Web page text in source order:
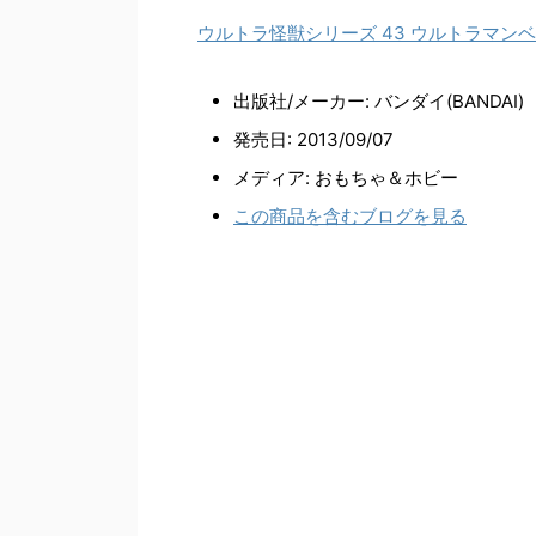
ウルトラ怪獣シリーズ 43 ウルトラマン
出版社/メーカー: バンダイ(BANDAI)
発売日: 2013/09/07
メディア: おもちゃ＆ホビー
この商品を含むブログを見る